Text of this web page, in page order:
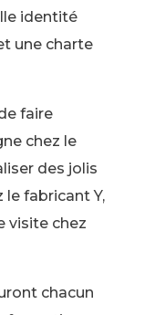
identité
une charte
faire
chez le
des jolis
fabricant Y,
visite chez
chacun